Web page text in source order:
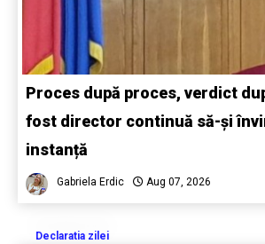
Proces după proces, verdict
fost director continuă să-și
instanță
Gabriela Erdic Aug 07, 2026
Declaratia zilei